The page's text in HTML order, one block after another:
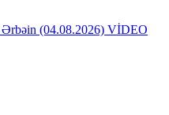
Ərbəin (04.08.2026) VİDEO